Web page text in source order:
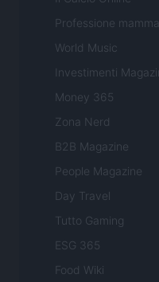
Professione mamma
World Music
Investimenti
Money 365
Zona Nerd
B2B Magazine
People Magazine
Day Travel
Tutto Gaming
ESG 365
Food Wiki